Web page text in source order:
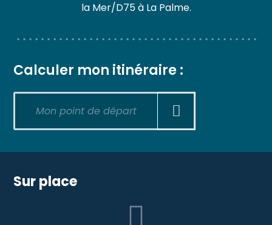
la Mer/D75 à La Palme.
Calculer mon itinéraire :
Sur place